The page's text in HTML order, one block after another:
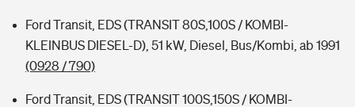
Ford Transit, EDS (TRANSIT 80S,100S / KOMBI-
KLEINBUS DIESEL-D), 51 kW, Diesel, Bus/Kombi, ab 1991
(0928 / 790)
Ford Transit, EDS (TRANSIT 100S,150S / KOMBI-